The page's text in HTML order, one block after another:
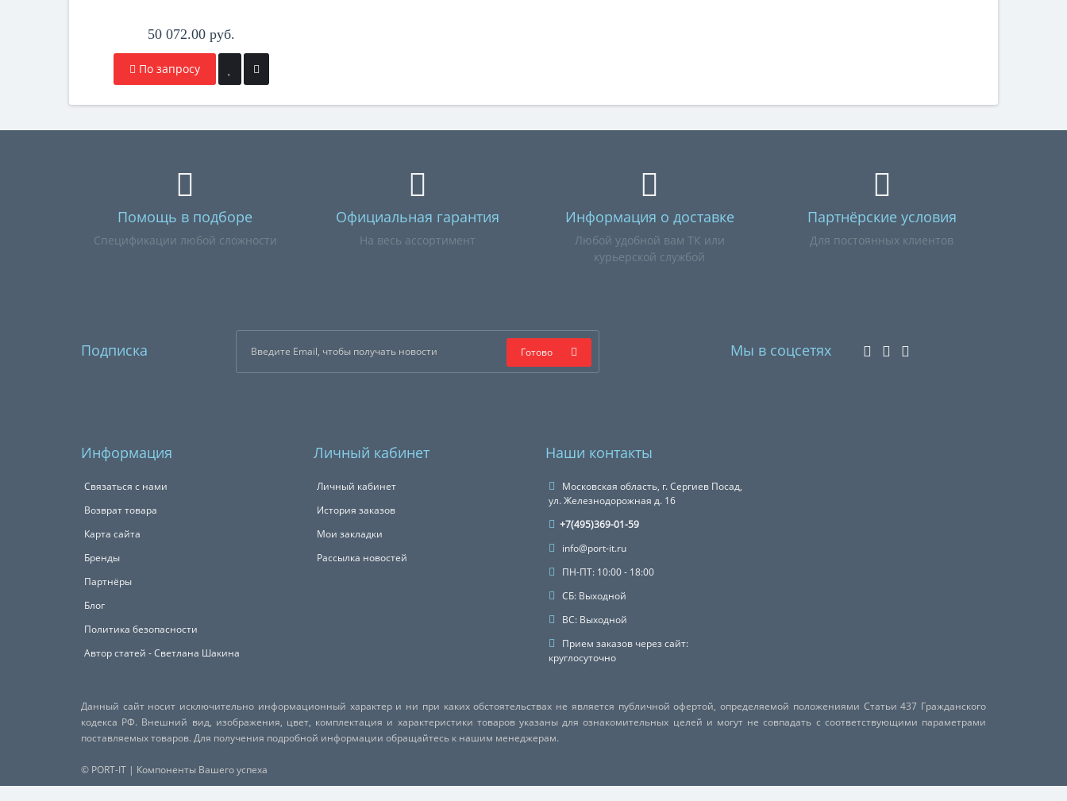
50 072.00 руб.
По запросу
Помощь в подборе
Спецификации любой сложности
Официальная гарантия
На весь ассортимент
Информация о доставке
Любой удобной вам ТК или
курьерской службой
Партнёрские условия
Для постоянных клиентов
Подписка Готово Мы в соцсетях
Информация
Связаться с нами
Возврат товара
Карта сайта
Бренды
Партнёры
Блог
Политика безопасности
Автор статей - Светлана Шакина
Личный кабинет
Личный кабинет
История заказов
Мои закладки
Рассылка новостей
Наши контакты
Московская область, г. Сергиев Посад,
ул. Железнодорожная д. 16
+7(495)369-01-59
info@port-it.ru
ПН-ПТ: 10:00 - 18:00
СБ: Выходной
ВС: Выходной
Прием заказов через сайт:
круглосуточно
Данный сайт носит исключительно информационный характер и ни при каких обстоятельствах не является публичной офертой, определяемой положениями Статьи 437 Гражданского
кодекса РФ. Внешний вид, изображения, цвет, комплектация и характеристики товаров указаны для ознакомительных целей и могут не совпадать с соответствующими параметрами
поставляемых товаров. Для получения подробной информации обращайтесь к нашим менеджерам.
© PORT-IT | Компоненты Вашего успеха